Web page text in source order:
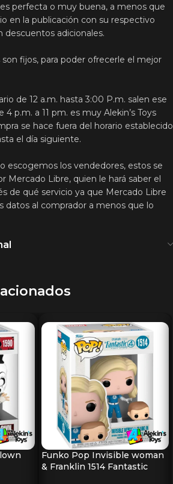
perfecta o muy buena, a menos que
en la publicación con su respectivo
descuentos adicionales.
fijos, para poder ofrecerle el mejor
de 12 a.m. hasta 3:00 P.m. salen ese
4 p.m. a 11 pm. es muy Alekin’s Toys
se hace fuera del horario establecido
el día siguiente.
escogemos los vendedores, estos se
Mercado Libre, quien le hará saber el
de qué servicio ya que Mercado Libre
datos al comprador a menos que lo
Funko Pop Invisible woman
& Franklin 1514 Fantastic